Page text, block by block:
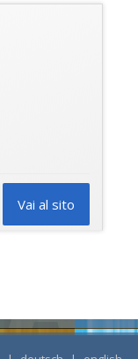
Vai al sito